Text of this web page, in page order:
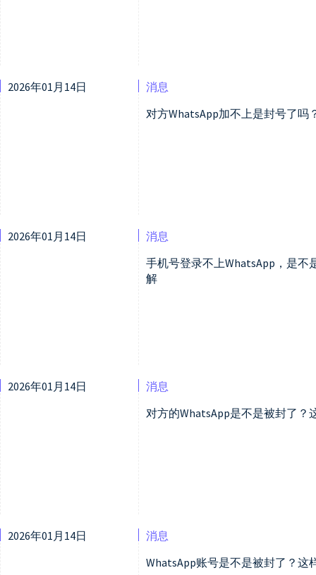
2026年01月14日
消息
对方WhatsApp加不上是封号了吗
2026年01月14日
消息
手机号登录不上WhatsApp，是
解
2026年01月14日
消息
对方的WhatsApp是不是被封了？
2026年01月14日
消息
WhatsApp账号是不是被封了？这